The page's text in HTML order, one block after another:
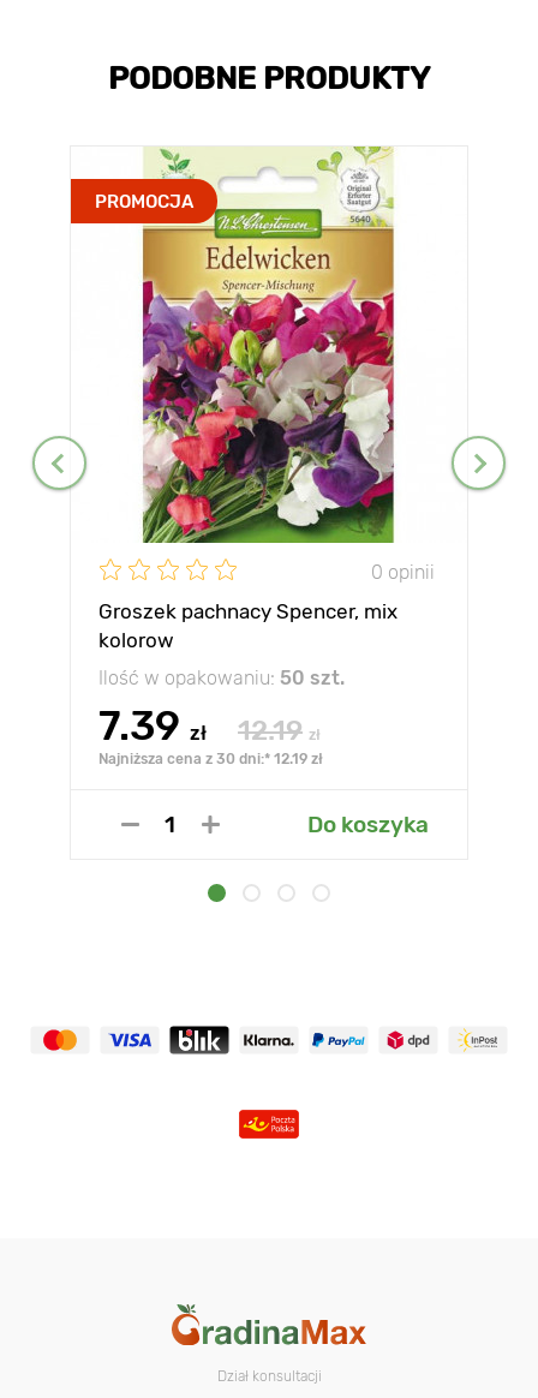
PODOBNE PRODUKTY
PROMOCJA
0 opinii
Groszek pachnacy Spencer, mix
kolorow
Ilość w opakowaniu: 50 szt.
7.39 zł 12.19 zł
Najniższa cena z 30 dni:* 12.19 zł
Do koszyka
Dział konsultacji